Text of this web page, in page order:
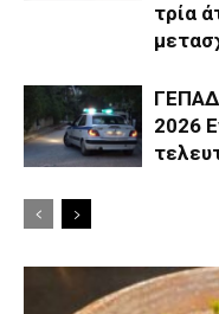
τρία
ΓΕΠΑΔ
2026